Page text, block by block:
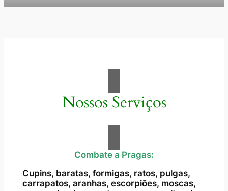
Nossos Serviços
Combate a Pragas:
Cupins, baratas, formigas, ratos, pulgas,
carrapatos, aranhas, escorpiões, moscas,